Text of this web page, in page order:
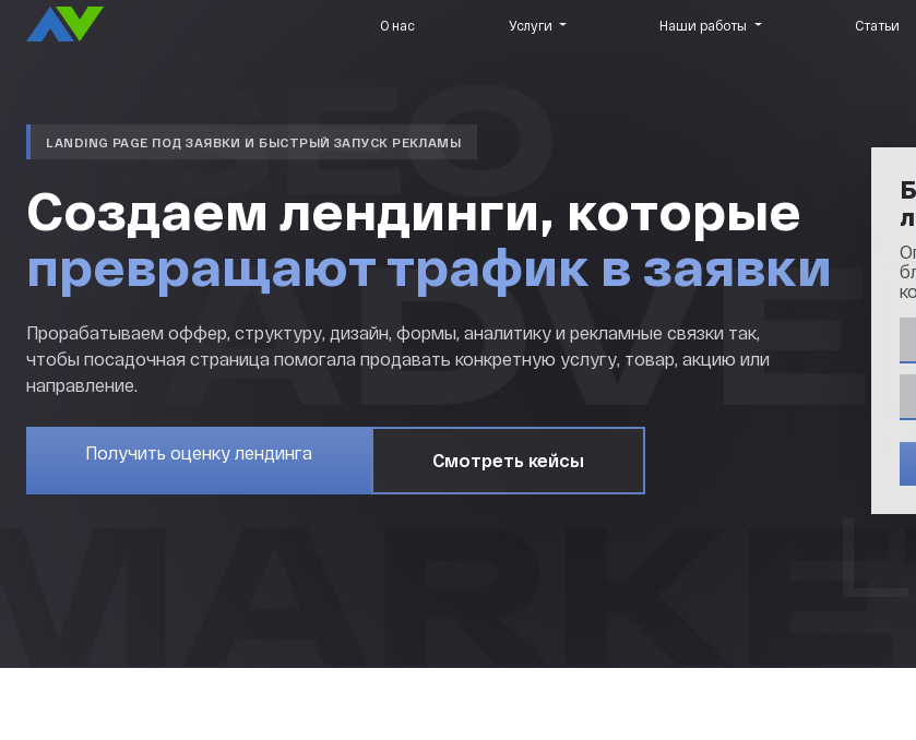
О нас Услуги Наши работы Статьи
LANDING PAGE ПОД ЗАЯВКИ И БЫСТРЫЙ ЗАПУСК РЕКЛАМЫ
Создаем лендинги, которые
превращают трафик в заявки
Прорабатываем оффер, структуру, дизайн, формы, аналитику и рекламные связки так,
чтобы посадочная страница помогала продавать конкретную услугу, товар, акцию или
направление.
Получить оценку лендинга Смотреть кейсы